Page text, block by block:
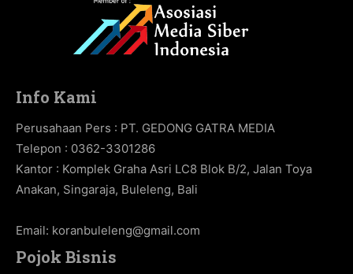
Info Kami
Perusahaan Pers : PT. GEDONG GATRA MEDIA
Telepon : 0362-3301286
Kantor : Komplek Graha Asri LC8 Blok B/2, Jalan Toya
Anakan, Singaraja, Buleleng, Bali
Email: koranbuleleng@gmail.com
Pojok Bisnis